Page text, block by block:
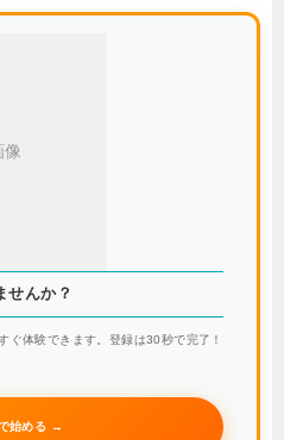
像
せんか？
ぐ体験できます。登録は30秒で完了！
始める →